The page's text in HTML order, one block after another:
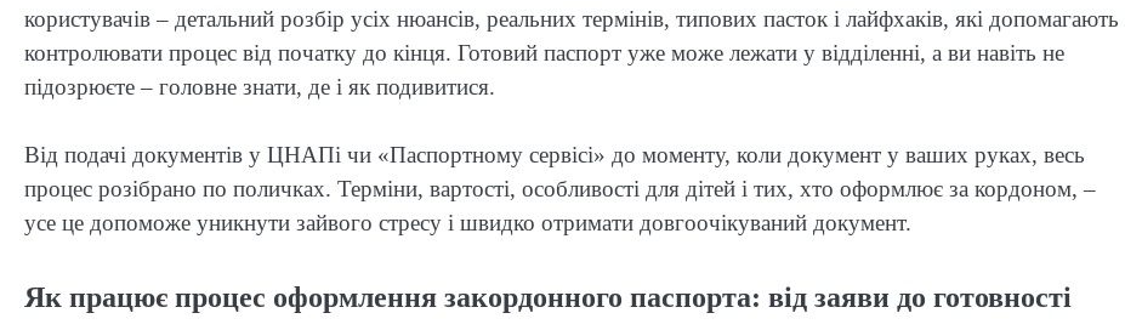
користувачів – детальний розбір усіх нюансів, реальних термінів, типових пасток і лайфхаків, які допомагають
контролювати процес від початку до кінця. Готовий паспорт уже може лежати у відділенні, а ви навіть не
підозрюєте – головне знати, де і як подивитися.
Від подачі документів у ЦНАПі чи «Паспортному сервісі» до моменту, коли документ у ваших руках, весь
процес розібрано по поличках. Терміни, вартості, особливості для дітей і тих, хто оформлює за кордоном, –
усе це допоможе уникнути зайвого стресу і швидко отримати довгоочікуваний документ.
Як працює процес оформлення закордонного паспорта: від заяви до готовності